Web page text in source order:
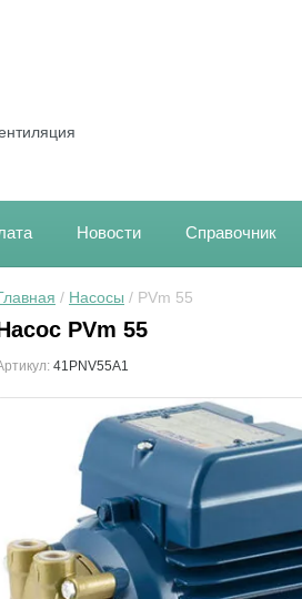
Новости Справочник
/ Насосы / PVm 55
PVm 55
41PNV55A1